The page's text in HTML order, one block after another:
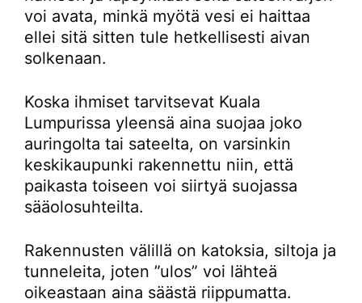
voi avata, minkä myötä vesi ei haittaa
ellei sitä sitten tule hetkellisesti aivan
solkenaan.
Koska ihmiset tarvitsevat Kuala
Lumpurissa yleensä aina suojaa joko
auringolta tai sateelta, on varsinkin
keskikaupunki rakennettu niin, että
paikasta toiseen voi siirtyä suojassa
sääolosuhteilta.
Rakennusten välillä on katoksia, siltoja ja
tunneleita, joten ”ulos” voi lähteä
oikeastaan aina säästä riippumatta.